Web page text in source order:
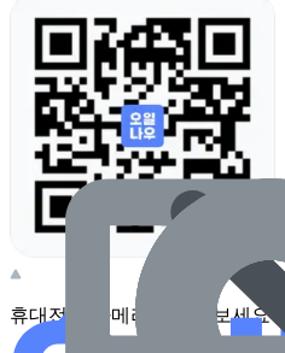
휴대전화 카메라로 찍어보세요